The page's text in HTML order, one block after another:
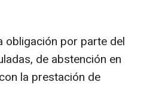
obligación por parte del
de abstención en
la prestación de